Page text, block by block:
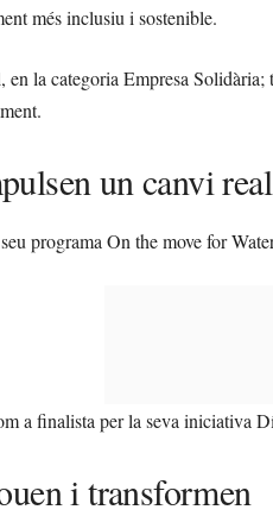
més inclusiu i sostenible.
en la categoria Empresa
un canvi real
programa On the move for
a finalista per la seva iniciativa
i transformen